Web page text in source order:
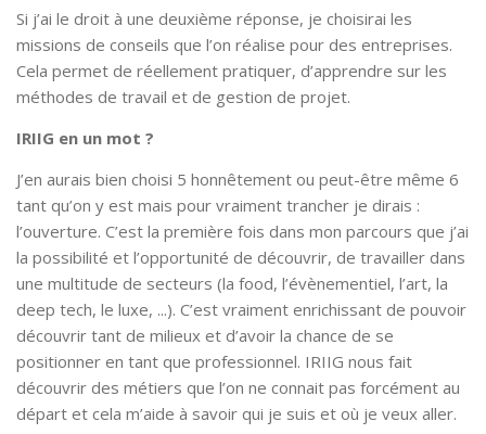
Si j’ai le droit à une deuxième réponse, je choisirai les
missions de conseils que l’on réalise pour des entreprises.
Cela permet de réellement pratiquer, d’apprendre sur les
méthodes de travail et de gestion de projet.
IRIIG en un mot ?
J’en aurais bien choisi 5 honnêtement ou peut-être même 6
tant qu’on y est mais pour vraiment trancher je dirais :
l’ouverture. C’est la première fois dans mon parcours que j’ai
la possibilité et l’opportunité de découvrir, de travailler dans
une multitude de secteurs (la food, l’évènementiel, l’art, la
deep tech, le luxe, ...). C’est vraiment enrichissant de pouvoir
découvrir tant de milieux et d’avoir la chance de se
positionner en tant que professionnel. IRIIG nous fait
découvrir des métiers que l’on ne connait pas forcément au
départ et cela m’aide à savoir qui je suis et où je veux aller.